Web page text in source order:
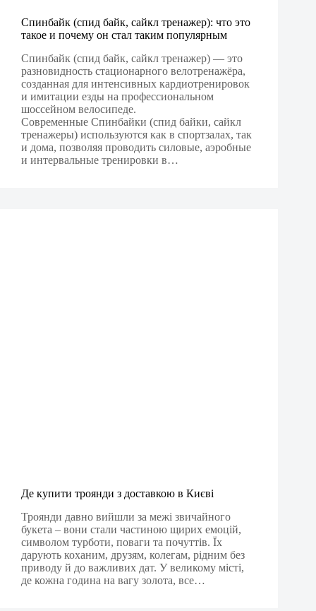
Спинбайк (спид байк, сайкл тренажер): что это
такое и почему он стал таким популярным
Спинбайк (спид байк, сайкл тренажер) — это
разновидность стационарного велотренажёра,
созданная для интенсивных кардио­тренировок
и имитации езды на профессиональном
шоссейном велосипеде.
Современные Спинбайки (спид байки, сайкл
тренажеры) используются как в спортзалах, так
и дома, позволяя проводить силовые, аэробные
и интервальные тренировки в…
Де купити троянди з доставкою в Києві
Троянди давно вийшли за межі звичайного
букета – вони стали частиною щирих емоцій,
символом турботи, поваги та почуттів. Їх
дарують коханим, друзям, колегам, рідним без
приводу й до важливих дат. У великому місті,
де кожна година на вагу золота, все…